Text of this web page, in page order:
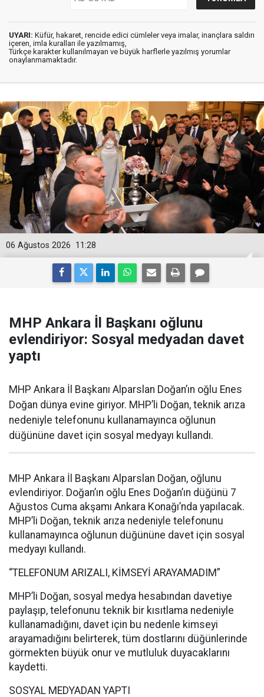
UYARI: Küfür, hakaret, rencide edici cümleler veya imalar, inançlara saldırı
içeren, imla kuralları ile yazılmamış,
Türkçe karakter kullanılmayan ve büyük harflerle yazılmış yorumlar
onaylanmamaktadır.
11:28
06 Ağustos 2026
MHP Ankara İl Başkanı oğlunu
evlendiriyor: Sosyal medyadan davet
yaptı
MHP Ankara İl Başkanı Alparslan Doğan’ın oğlu Enes
Doğan dünya evine giriyor. MHP’li Doğan, teknik arıza
nedeniyle telefonunu kullanamayınca oğlunun
düğününe davet için sosyal medyayı kullandı.
MHP Ankara İl Başkanı Alparslan Doğan, oğlunu
evlendiriyor. Doğan’ın oğlu Enes Doğan’ın düğünü 7
Ağustos Cuma akşamı Ankara Konağı’nda yapılacak.
MHP’li Doğan, teknik arıza nedeniyle telefonunu
kullanamayınca oğlunun düğününe davet için sosyal
medyayı kullandı.
“TELEFONUM ARIZALI, KİMSEYİ ARAYAMADIM”
MHP’li Doğan, sosyal medya hesabından davetiye
paylaşıp, telefonunu teknik bir kısıtlama nedeniyle
kullanamadığını, davet için bu nedenle kimseyi
arayamadığını belirterek, tüm dostlarını düğünlerinde
görmekten büyük onur ve mutluluk duyacaklarını
kaydetti.
SOSYAL MEDYADAN YAPTI